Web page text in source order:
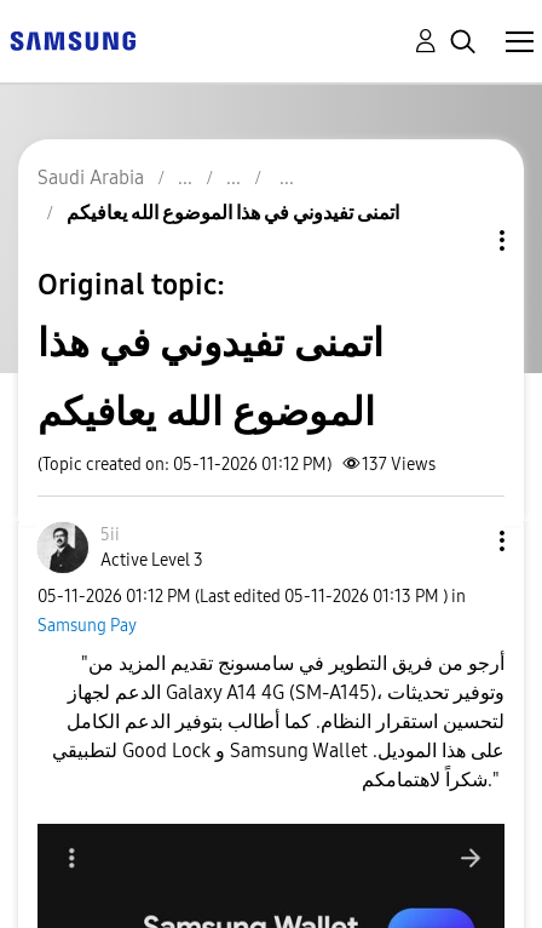
Saudi Arabia
اتمنى تفيدوني في هذا الموضوع الله يعافيكم
Original topic:
اتمنى تفيدوني في هذا
الموضوع الله يعافيكم
(Topic created on: 05-11-2026 01:12 PM) 137Views
5ii
Active Level 3
‎05-11-2026 01:12 PM (Last edited ‎05-11-2026 01:13 PM ) in
Samsung Pay
​"أرجو من فريق التطوير في سامسونج تقديم المزيد من
الدعم لجهاز Galaxy A14 4G (SM-A145)، وتوفير تحديثات
لتحسين استقرار النظام. كما أطالب بتوفير الدعم الكامل
لتطبيقي Good Lock و Samsung Wallet على هذا الموديل.
شكراً لاهتمامكم."